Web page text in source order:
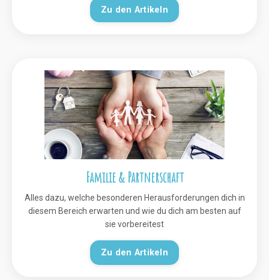
Zu den Artikeln
Familie & Partnerschaft
Alles dazu, welche besonderen Herausforderungen dich in
diesem Bereich erwarten und wie du dich am besten auf
sie vorbereitest
Zu den Artikeln